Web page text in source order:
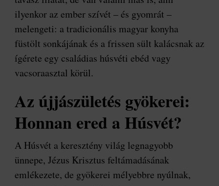
ilyenkor az ember szívét – és gyomrát –
melengeti: a tradicionális magyar konyha
füstölt sonkájának és a frissen sült kalácsnak az
ígérete egy családias húsvéti ebéd vagy
vacsoraasztal körül.
Az újjászületés gyökerei:
Honnan ered a Húsvét?
A Húsvét a keresztény világ legnagyobb
ünnepe, Jézus Krisztus feltámadásának
emlékezete, de gyökerei mélyebbre nyúlnak,